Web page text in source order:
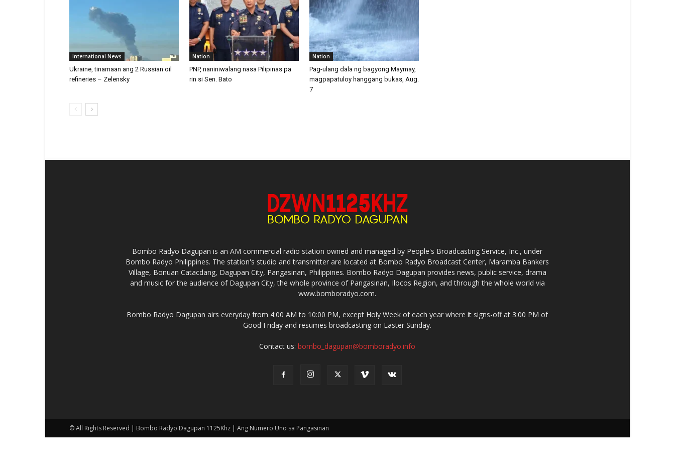
International News
Ukraine, tinamaan ang 2 Russian oil
refineries – Zelensky
Nation
PNP, naniniwalang nasa Pilipinas pa
rin si Sen. Bato
Nation
Pag-ulang dala ng bagyong Maymay,
magpapatuloy hanggang bukas, Aug.
7
Bombo Radyo Dagupan is an AM commercial radio station owned and managed by People's Broadcasting Service, Inc., under
Bombo Radyo Philippines. The station's studio and transmitter are located at Bombo Radyo Broadcast Center, Maramba Bankers
Village, Bonuan Catacdang, Dagupan City, Pangasinan, Philippines. Bombo Radyo Dagupan provides news, public service, drama
and music for the audience of Dagupan City, the whole province of Pangasinan, Ilocos Region, and through the whole world via
www.bomboradyo.com.
Bombo Radyo Dagupan airs everyday from 4:00 AM to 10:00 PM, except Holy Week of each year where it signs-off at 3:00 PM of
Good Friday and resumes broadcasting on Easter Sunday.
Contact us:bombo_dagupan@bomboradyo.info
© All Rights Reserved | Bombo Radyo Dagupan 1125Khz | Ang Numero Uno sa Pangasinan